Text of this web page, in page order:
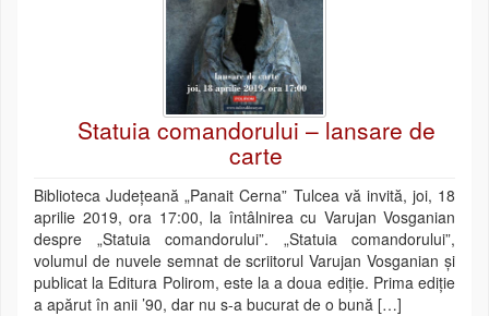
Statuia comandorului – lansare de
carte
Biblioteca Județeană „Panait Cerna” Tulcea vă invită, joi, 18
aprilie 2019, ora 17:00, la întâlnirea cu Varujan Vosganian
despre „Statuia comandorului”. „Statuia comandorului”,
volumul de nuvele semnat de scriitorul Varujan Vosganian și
publicat la Editura Polirom, este la a doua ediție. Prima ediție
a apărut în anii ’90, dar nu s-a bucurat de o bună […]